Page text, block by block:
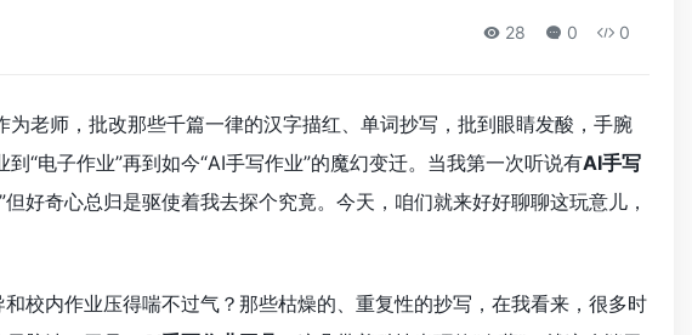
28 0 0
老师，批改那些千篇一律的汉字描红、单词抄写，批到眼睛发酸，手腕
“电子作业”再到如今“AI手写作业”的魔幻变迁。当我第一次听说有AI手写
奇心总归是驱使着我去探个究竟。今天，咱们就来好好聊聊这玩意儿，
校内作业压得喘不过气？那些枯燥的、重复性的抄写，在我看来，很多时